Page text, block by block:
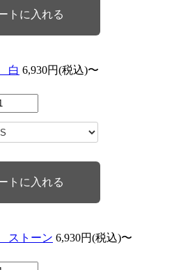
白 6,930円(税込)〜
ストーン 6,930円(税込)〜